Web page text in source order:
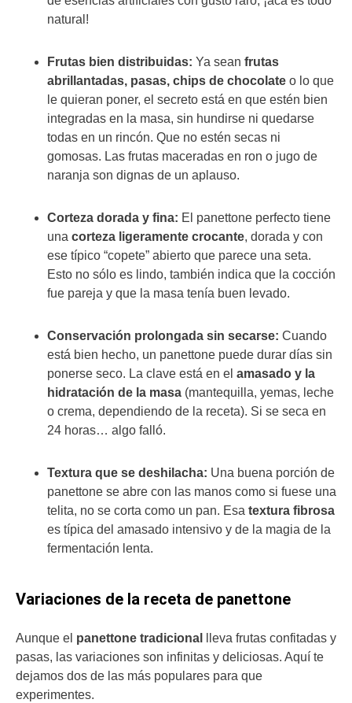
natural!
Frutas bien distribuidas: Ya sean frutas
abrillantadas, pasas, chips de chocolate o lo que
le quieran poner, el secreto está en que estén bien
integradas en la masa, sin hundirse ni quedarse
todas en un rincón. Que no estén secas ni
gomosas. Las frutas maceradas en ron o jugo de
naranja son dignas de un aplauso.
Corteza dorada y fina: El panettone perfecto tiene
una corteza ligeramente crocante, dorada y con
ese típico “copete” abierto que parece una seta.
Esto no sólo es lindo, también indica que la cocción
fue pareja y que la masa tenía buen levado.
Conservación prolongada sin secarse: Cuando
está bien hecho, un panettone puede durar días sin
ponerse seco. La clave está en el amasado y la
hidratación de la masa (mantequilla, yemas, leche
o crema, dependiendo de la receta). Si se seca en
24 horas… algo falló.
Textura que se deshilacha: Una buena porción de
panettone se abre con las manos como si fuese una
telita, no se corta como un pan. Esa textura fibrosa
es típica del amasado intensivo y de la magia de la
fermentación lenta.
Variaciones de la receta de panettone
Aunque el panettone tradicional
lleva frutas confitadas y
pasas, las variaciones son infinitas y deliciosas. Aquí te
dejamos dos de las más populares para que
experimentes.